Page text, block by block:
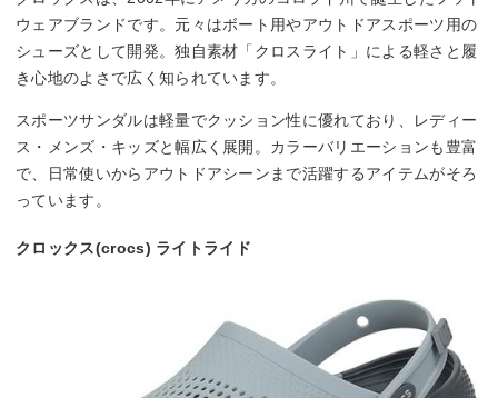
ウェアブランドです。元々はボート用やアウトドアスポーツ用の
シューズとして開発。独自素材「クロスライト」による軽さと履
き心地のよさで広く知られています。
スポーツサンダルは軽量でクッション性に優れており、レディー
ス・メンズ・キッズと幅広く展開。カラーバリエーションも豊富
で、日常使いからアウトドアシーンまで活躍するアイテムがそろ
っています。
クロックス(crocs) ライトライド